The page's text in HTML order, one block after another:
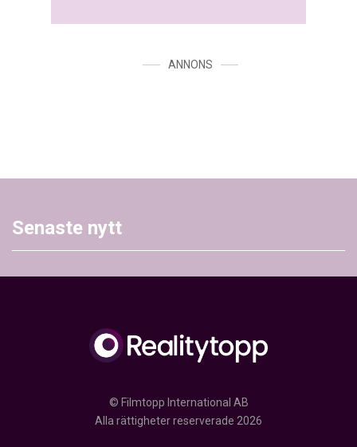
ANNONS
Senaste nytt
© Filmtopp International AB
Alla rättigheter reserverade 2026